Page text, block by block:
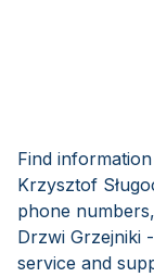
Find
Krzysztof
phone
Drzwi Grzejniki
service and